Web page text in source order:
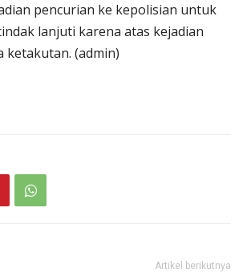
pencurian ke kepolisian untuk
lanjuti karena atas kejadian
ketakutan. (admin)
Artikel berikutnya